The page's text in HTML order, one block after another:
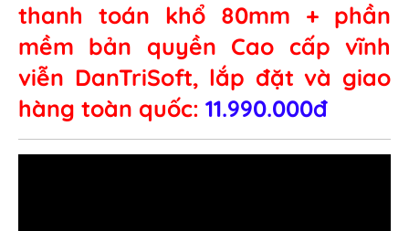
thanh toán khổ 80mm + phần
mềm bản quyền Cao cấp vĩnh
viễn DanTriSoft, lắp đặt và giao
hàng toàn quốc: 11.990.000đ